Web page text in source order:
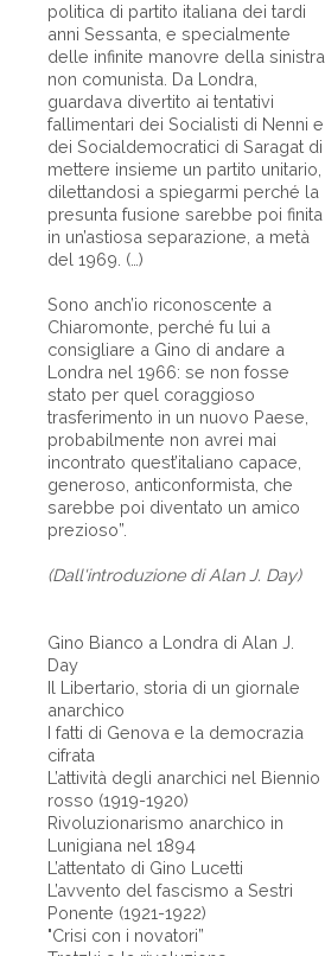
politica di partito italiana dei tardi
anni Sessanta, e specialmente
delle infinite manovre della sinistra
non comunista. Da Londra,
guardava divertito ai tentativi
fallimentari dei Socialisti di Nenni e
dei Socialdemocratici di Saragat di
mettere insieme un partito unitario,
dilettandosi a spiegarmi perché la
presunta fusione sarebbe poi finita
in un’astiosa separazione, a metà
del 1969. (…)
Sono anch’io riconoscente a
Chiaromonte, perché fu lui a
consigliare a Gino di andare a
Londra nel 1966: se non fosse
stato per quel coraggioso
trasferimento in un nuovo Paese,
probabilmente non avrei mai
incontrato quest’italiano capace,
generoso, anticonformista, che
sarebbe poi diventato un amico
prezioso”.
(Dall'introduzione di Alan J. Day)
Gino Bianco a Londra di Alan J.
Day
Il Libertario, storia di un giornale
anarchico
I fatti di Genova e la democrazia
cifrata
L’attività degli anarchici nel Biennio
rosso (1919-1920)
Rivoluzionarismo anarchico in
Lunigiana nel 1894
L’attentato di Gino Lucetti
L’avvento del fascismo a Sestri
Ponente (1921-1922)
"Crisi con i novatori”